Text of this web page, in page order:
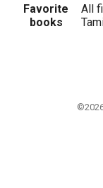
Favorite
books
All